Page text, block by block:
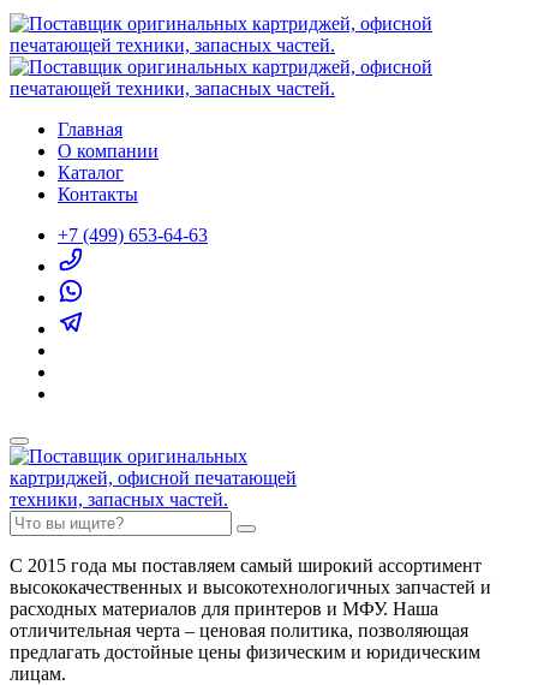
Главная
О компании
Каталог
Контакты
+7 (499) 653-64-63
С 2015 года мы поставляем самый широкий ассортимент
высококачественных и высокотехнологичных запчастей и
расходных материалов для принтеров и МФУ. Наша
отличительная черта – ценовая политика, позволяющая
предлагать достойные цены физическим и юридическим
лицам.